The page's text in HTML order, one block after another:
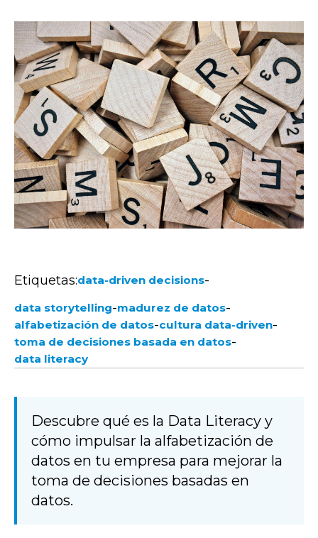
Etiquetas:data-driven decisions-
data storytelling-madurez de datos-
alfabetización de datos-cultura data-driven-
toma de decisiones basada en datos-
data literacy
Descubre qué es la Data Literacy y
cómo impulsar la alfabetización de
datos en tu empresa para mejorar la
toma de decisiones basadas en
datos.